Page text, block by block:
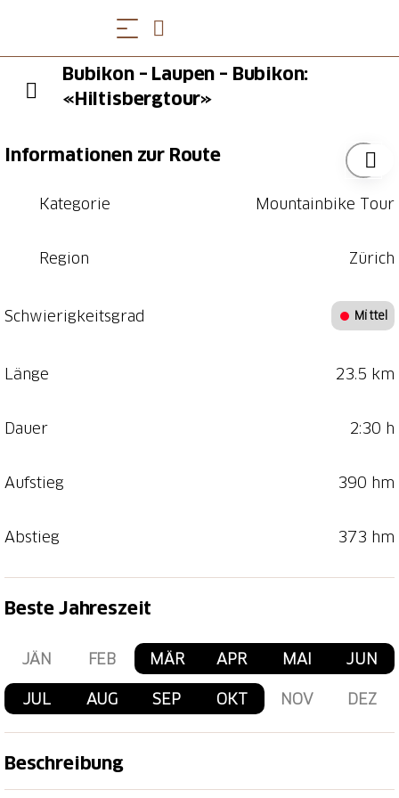
Bubikon – Laupen – Bubikon:
«Hiltisbergtour»
Informationen zur Route
Kategorie Mountainbike Tour
Region Zürich
Schwierigkeitsgrad Mittel
Länge 23.5 km
Dauer 2:30 h
Aufstieg 390 hm
Abstieg 373 hm
Beste Jahreszeit
JÄN FEB MÄR APR MAI JUN
JUL AUG SEP OKT NOV DEZ
Beschreibung